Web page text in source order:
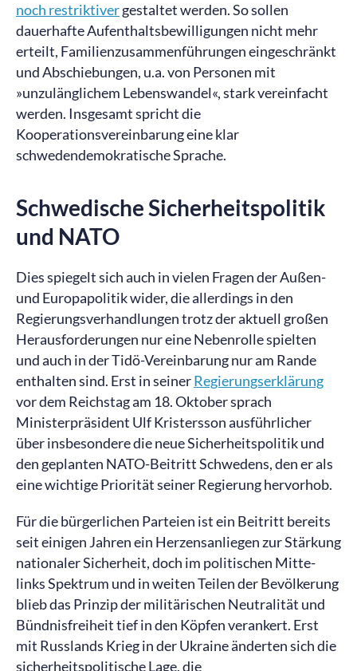
noch restriktivergestaltet werden. So sollen
dauerhafte Aufenthaltsbewilligungen nicht mehr
erteilt, Familienzusammenführungen eingeschränkt
und Abschiebungen, u.a. von Personen mit
»unzulänglichem Lebenswandel«, stark vereinfacht
werden. Insgesamt spricht die
Kooperationsvereinbarung eine klar
schwedendemokratische Sprache.
Schwedische Sicherheitspolitik
und NATO
Dies spiegelt sich auch in vielen Fragen der Außen-
und Europapolitik wider, die allerdings in den
Regierungsverhandlungen trotz der aktuell großen
Herausforderungen nur eine Nebenrolle spielten
und auch in der Tidö-Vereinbarung nur am Rande
enthalten sind. Erst in seinerRegierungserklärung
vor dem Reichstag am 18. Oktober sprach
Ministerpräsident Ulf Kristersson ausführlicher
über insbesondere die neue Sicherheitspolitik und
den geplanten NATO-Beitritt Schwedens, den er als
eine wichtige Priorität seiner Regierung hervorhob.
Für die bürgerlichen Parteien ist ein Beitritt bereits
seit einigen Jahren ein Herzensanliegen zur Stärkung
nationaler Sicherheit, doch im politischen Mitte-
links Spektrum und in weiten Teilen der Bevölkerung
blieb das Prinzip der militärischen Neutralität und
Bündnisfreiheit tief in den Köpfen verankert. Erst
mit Russlands Krieg in der Ukraine änderten sich die
sicherheitspolitische Lage, die